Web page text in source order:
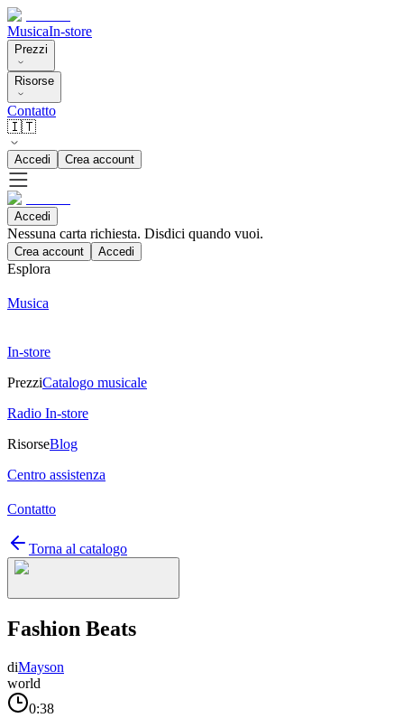
MusicaIn-store
Prezzi
Risorse
Contatto
🇮🇹
Accedi Crea account
Accedi
Nessuna carta richiesta. Disdici quando vuoi.
Crea account Accedi
Esplora
Musica
In-store
PrezziCatalogo musicale
Radio In-store
RisorseBlog
Centro assistenza
Contatto
Torna al catalogo
Fashion Beats
diMayson
world
0:38